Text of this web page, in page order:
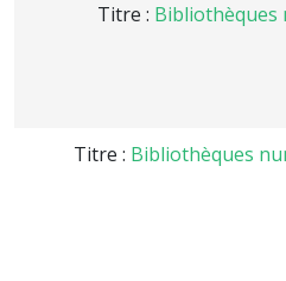
Titre : Bibliothèques
Titre : Bibliothèques